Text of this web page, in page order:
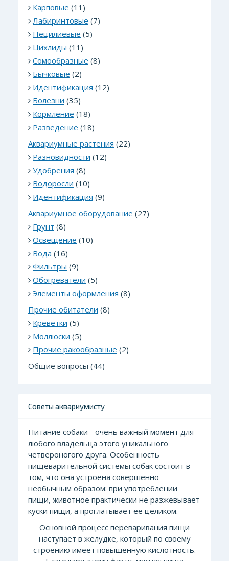
Карповые (11)
Лабиринтовые (7)
Пецилиевые (5)
Цихлиды (11)
Сомообразные (8)
Бычковые (2)
Идентификация (12)
Болезни (35)
Кормление (18)
Разведение (18)
Аквариумные растения (22)
Разновидности (12)
Удобрения (8)
Водоросли (10)
Идентификация (9)
Аквариумное оборудование (27)
Грунт (8)
Освещение (10)
Вода (16)
Фильтры (9)
Обогреватели (5)
Элементы оформления (8)
Прочие обитатели (8)
Креветки (5)
Моллюски (5)
Прочие ракообразные (2)
Общие вопросы (44)
Советы аквариумисту
Питание собаки - очень важный момент для
любого владельца этого уникального
четвероногого друга. Особенность
пищеварительной системы собак состоит в
том, что она устроена совершенно
необычным образом: при употреблении
пищи, животное практически не разжевывает
куски пищи, а проглатывает ее целиком.
Основной процесс переваривания пищи
наступает в желудке, который по своему
строению имеет повышенную кислотность.